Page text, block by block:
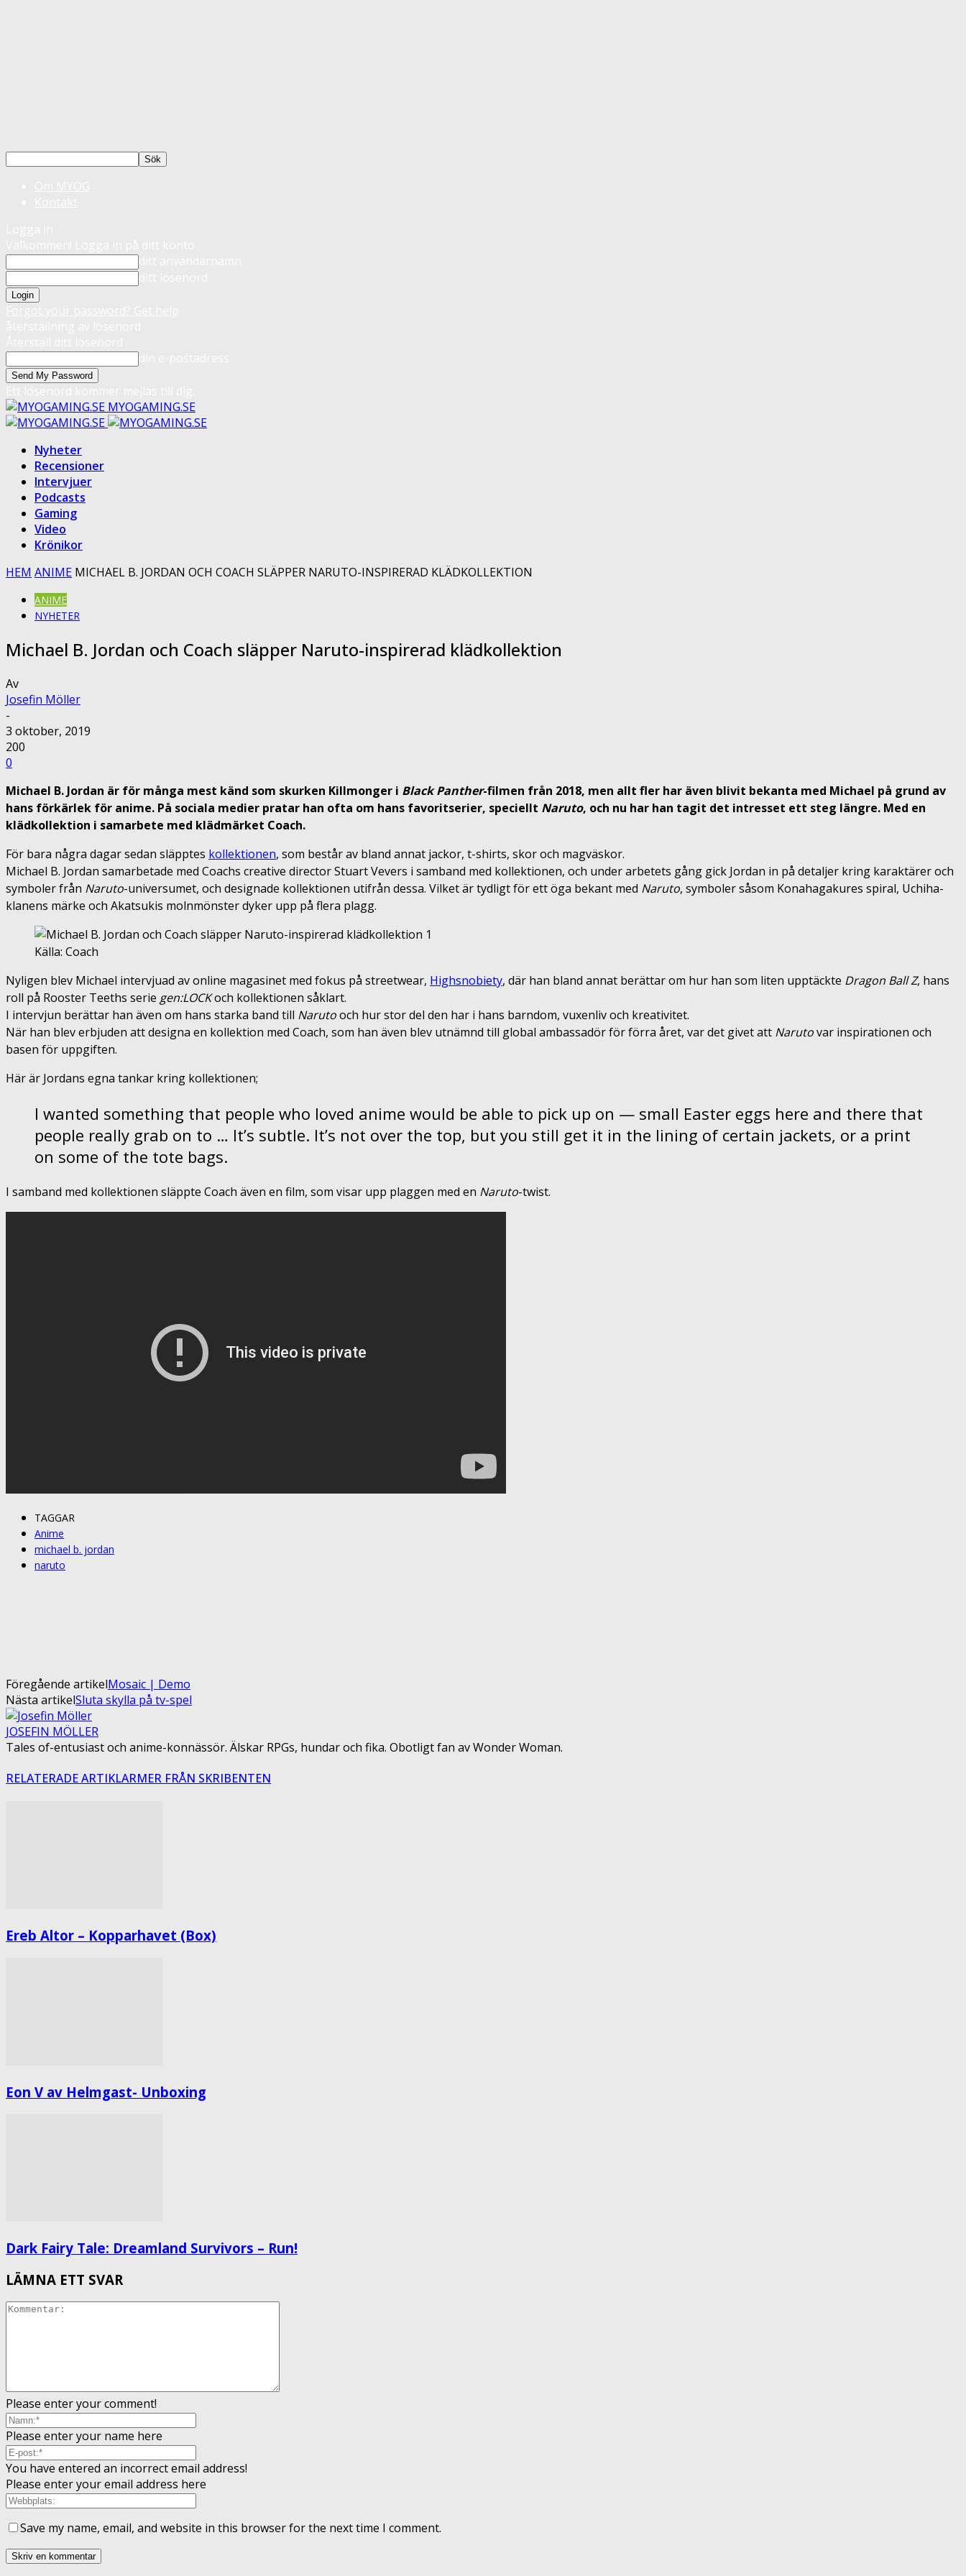
MYOGAMING.SE
Nyheter
Recensioner
Intervjuer
Podcasts
Gaming
Video
Krönikor
HEM ANIME MICHAEL B. JORDAN OCH COACH SLÄPPER NARUTO-INSPIRERAD KLÄDKOLLEKTION
ANIME
NYHETER
Michael B. Jordan och Coach släpper Naruto-inspirerad klädkollektion
Av
Josefin Möller
-
3 oktober, 2019
200
0
Michael B. Jordan är för många mest känd som skurken Killmonger i Black Panther-filmen från 2018, men allt fler har även blivit bekanta med Michael på grund av
hans förkärlek för anime. På sociala medier pratar han ofta om hans favoritserier, speciellt Naruto, och nu har han tagit det intresset ett steg längre. Med en
klädkollektion i samarbete med klädmärket Coach.
För bara några dagar sedan släpptes kollektionen, som består av bland annat jackor, t-shirts, skor och magväskor.
Michael B. Jordan samarbetade med Coachs creative director Stuart Vevers i samband med kollektionen, och under arbetets gång gick Jordan in på detaljer kring karaktärer och
symboler från Naruto-universumet, och designade kollektionen utifrån dessa. Vilket är tydligt för ett öga bekant med Naruto, symboler såsom Konahagakures spiral, Uchiha-
klanens märke och Akatsukis molnmönster dyker upp på flera plagg.
Källa: Coach
Nyligen blev Michael intervjuad av online magasinet med fokus på streetwear, Highsnobiety, där han bland annat berättar om hur han som liten upptäckte Dragon Ball Z, hans
roll på Rooster Teeths serie gen:LOCKoch kollektionen såklart.
I intervjun berättar han även om hans starka band till Narutooch hur stor del den har i hans barndom, vuxenliv och kreativitet.
När han blev erbjuden att designa en kollektion med Coach, som han även blev utnämnd till global ambassadör för förra året, var det givet att Narutovar inspirationen och
basen för uppgiften.
Här är Jordans egna tankar kring kollektionen;
I wanted something that people who loved anime would be able to pick up on — small Easter eggs here and there that
people really grab on to … It’s subtle. It’s not over the top, but you still get it in the lining of certain jackets, or a print
on some of the tote bags.
I samband med kollektionen släppte Coach även en film, som visar upp plaggen med en Naruto-twist.
TAGGAR
Anime
michael b. jordan
naruto
Föregående artikelMosaic | Demo
Nästa artikelSluta skylla på tv-spel
JOSEFIN MÖLLER
Tales of-entusiast och anime-konnässör. Älskar RPGs, hundar och fika. Obotligt fan av Wonder Woman.
RELATERADE ARTIKLARMER FRÅN SKRIBENTEN
Ereb Altor – Kopparhavet (Box)
Eon V av Helmgast- Unboxing
Dark Fairy Tale: Dreamland Survivors – Run!
LÄMNA ETT SVAR
Please enter your comment!
Please enter your name here
You have entered an incorrect email address!
Please enter your email address here
Save my name, email, and website in this browser for the next time I comment.